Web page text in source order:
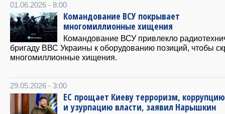
01.06.2026 - 8:00
Командование ВСУ покрывает
многомиллионные хищения
Командование ВСУ привлекло
бригаду ВВС Украины к оборудованию позиций, чтобы
многомиллионные хищения.
29.05.2026 - 3:00
ЕС прощает Киеву терроризм, коррупцию
и узурпацию власти, заявил Нарышкин